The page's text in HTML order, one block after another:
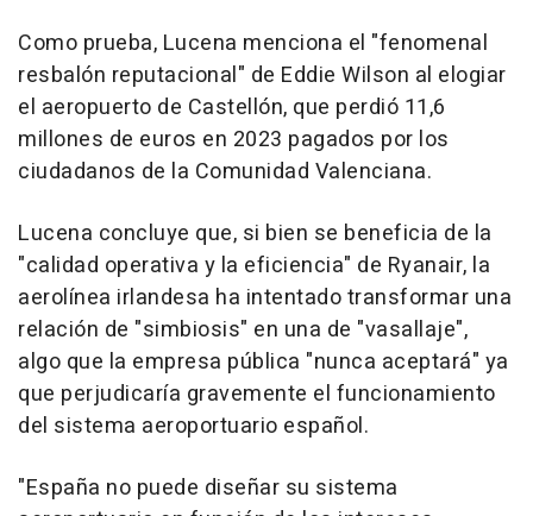
Como prueba, Lucena menciona el "fenomenal
resbalón reputacional" de Eddie Wilson al elogiar
el aeropuerto de Castellón, que perdió 11,6
millones de euros en 2023 pagados por los
ciudadanos de la Comunidad Valenciana.
Lucena concluye que, si bien se beneficia de la
"calidad operativa y la eficiencia" de Ryanair, la
aerolínea irlandesa ha intentado transformar una
relación de "simbiosis" en una de "vasallaje",
algo que la empresa pública "nunca aceptará" ya
que perjudicaría gravemente el funcionamiento
del sistema aeroportuario español.
"España no puede diseñar su sistema